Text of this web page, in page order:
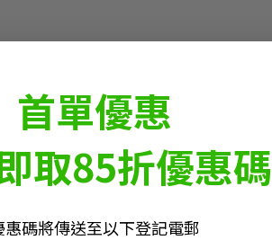
首單優惠
取85折優惠碼
惠碼將傳送至以下登記電郵